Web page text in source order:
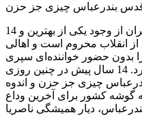
14 سال است موسیقی پاپ ایران از وجود یکی از بهترین و
انقلاب محروم است و اهالی
بدون حضور خواننده‌ای سپری
می‌کنند که از هیچ کس تقلید نمی‌کرد. 14 سال پیش در چنین روزی
چیزی جز حزن و اندوه
گوشه کشور برای آخرین وداع
دیار همیشگی ناصریا